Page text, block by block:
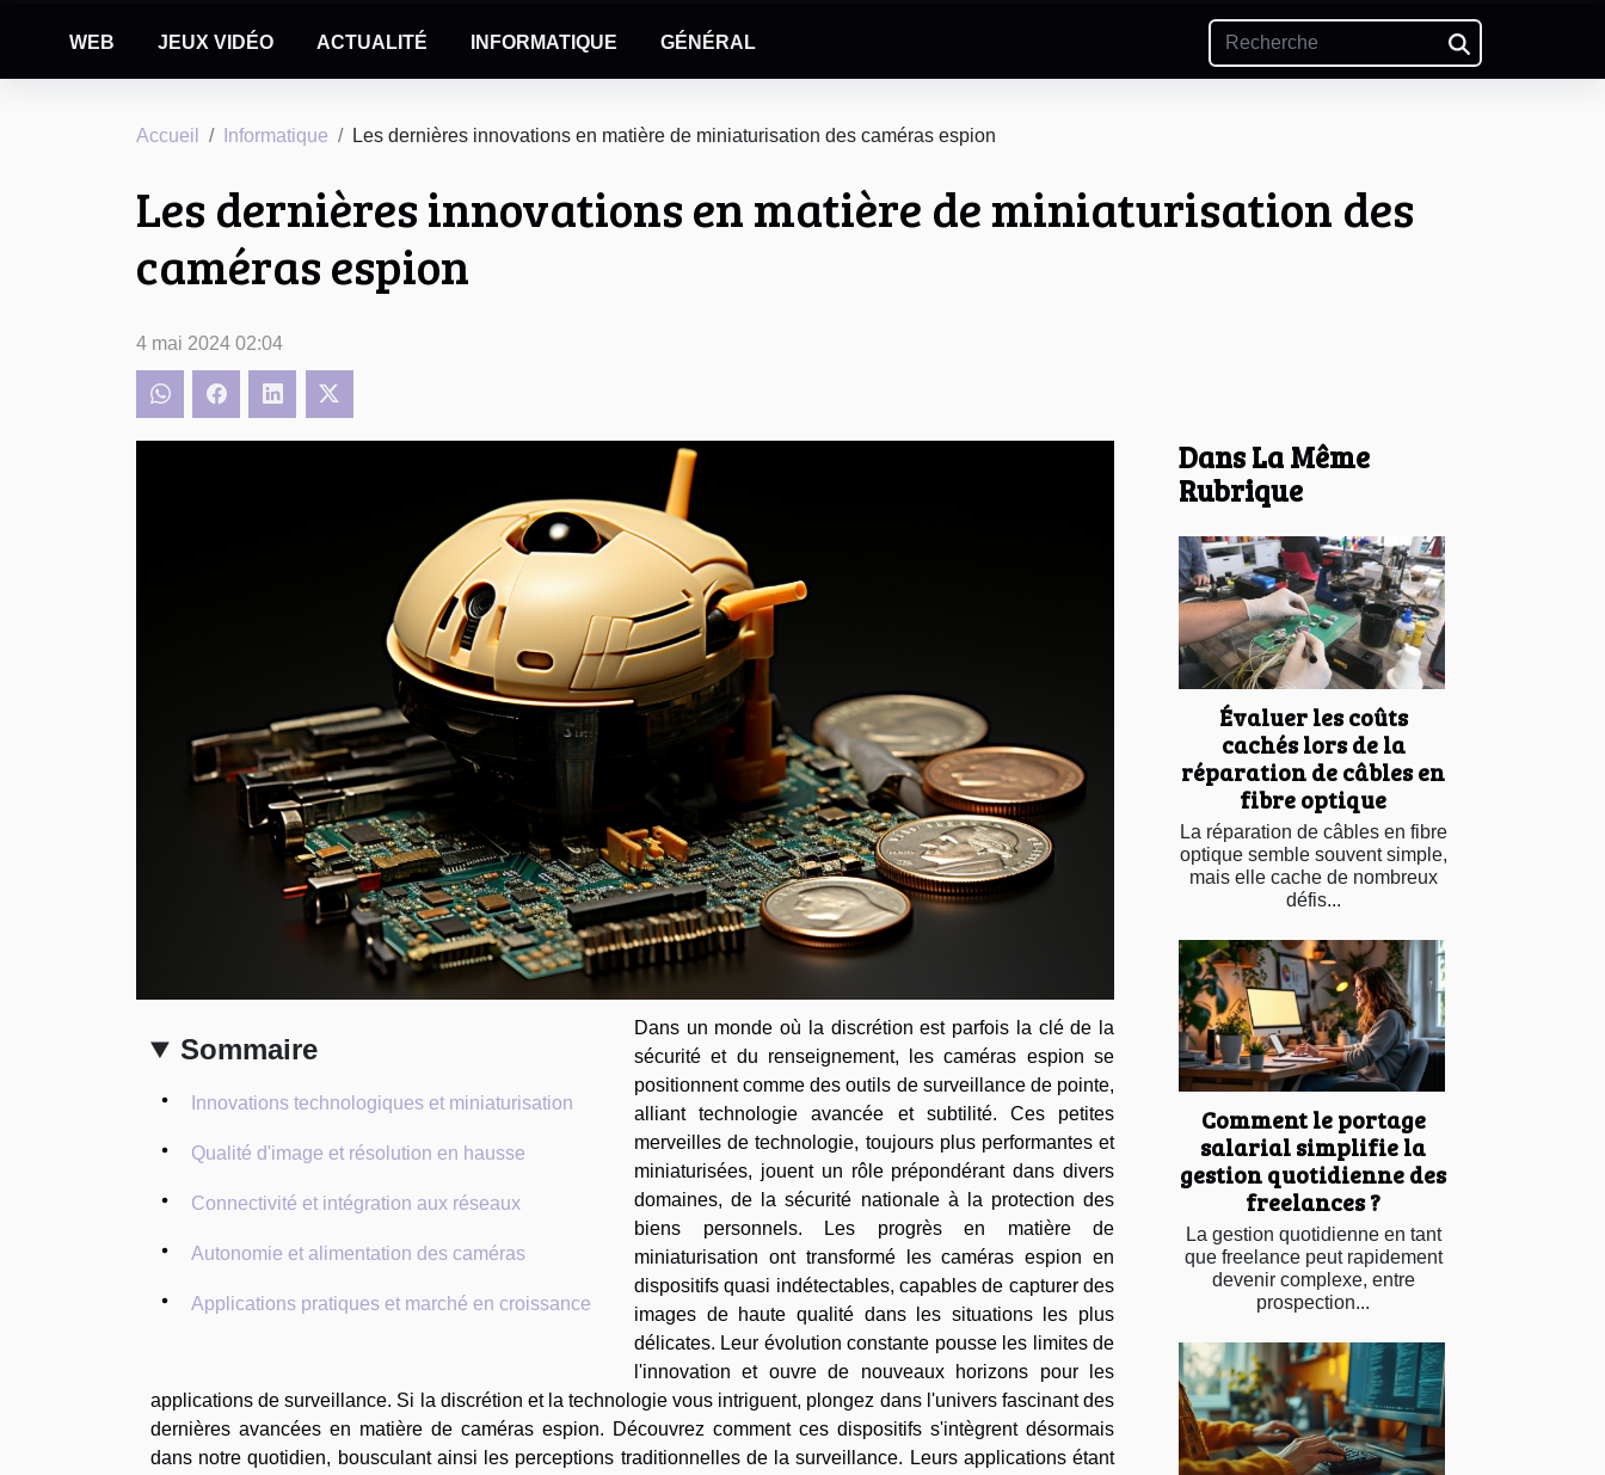
WEB JEUX VIDÉO ACTUALITÉ INFORMATIQUE GÉNÉRAL
Accueil Informatique Les dernières innovations en matière de miniaturisation des caméras espion
Les dernières innovations en matière de miniaturisation des
caméras espion
4 mai 2024 02:04
Sommaire
Innovations technologiques et miniaturisation
Qualité d'image et résolution en hausse
Connectivité et intégration aux réseaux
Autonomie et alimentation des caméras
Applications pratiques et marché en croissance
Dans un monde où la discrétion est parfois la clé de la
sécurité et du renseignement, les caméras espion se
positionnent comme des outils de surveillance de pointe,
alliant technologie avancée et subtilité. Ces petites
merveilles de technologie, toujours plus performantes et
miniaturisées, jouent un rôle prépondérant dans divers
domaines, de la sécurité nationale à la protection des
biens personnels. Les progrès en matière de
miniaturisation ont transformé les caméras espion en
dispositifs quasi indétectables, capables de capturer des
images de haute qualité dans les situations les plus
délicates. Leur évolution constante pousse les limites de
l'innovation et ouvre de nouveaux horizons pour les
applications de surveillance. Si la discrétion et la technologie vous intriguent, plongez dans l'univers fascinant des
dernières avancées en matière de caméras espion. Découvrez comment ces dispositifs s'intègrent désormais
dans notre quotidien, bousculant ainsi les perceptions traditionnelles de la surveillance. Leurs applications étant
Dans La Même
Rubrique
Évaluer les coûts
cachés lors de la
réparation de câbles en
fibre optique
La réparation de câbles en fibre
optique semble souvent simple,
mais elle cache de nombreux
défis...
Comment le portage
salarial simplifie la
gestion quotidienne des
freelances ?
La gestion quotidienne en tant
que freelance peut rapidement
devenir complexe, entre
prospection...